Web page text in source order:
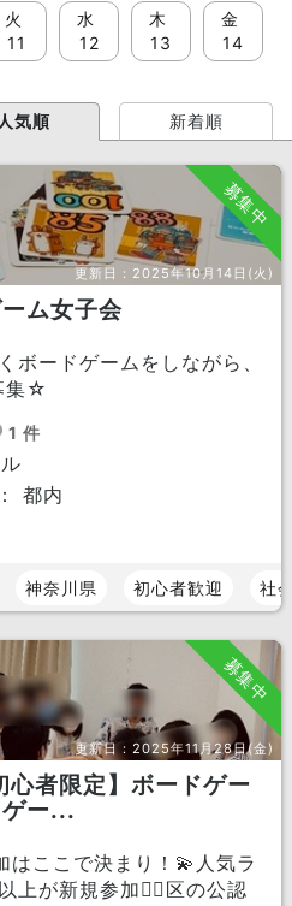
火
11
水
12
木
13
金
14
人気順 新着順
募集中
更新日： 2025年10月14日(火)
ム女子会
ボードゲームをしながら、
集☆
1 件
都内
神奈川県 初心者歓迎 社
募集中
更新日：2025年11月28日(金)
心者限定】ボードゲー
ー...
ここで決まり！💫人気ラ
上が新規参加🏃‍♀️区の公認